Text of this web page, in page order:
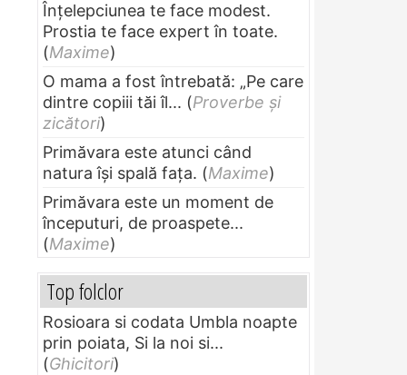
Înțelepciunea te face modest.
Prostia te face expert în toate.
(Maxime)
O mama a fost întrebată: „Pe care
dintre copiii tăi îl... (Proverbe și
zicători)
Primăvara este atunci când
natura își spală fața. (Maxime)
Primăvara este un moment de
începuturi, de proaspete...
(Maxime)
Top folclor
Rosioara si codata Umbla noapte
prin poiata, Si la noi si...
(Ghicitori)